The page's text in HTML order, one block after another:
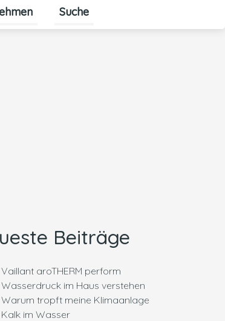
Untermenü für Unternehmen
Suche
Beiträge
Vaillant aroTHERM perform
Wasserdruck im Haus verstehen
Warum tropft meine Klimaanlage
Kalk im Wasser